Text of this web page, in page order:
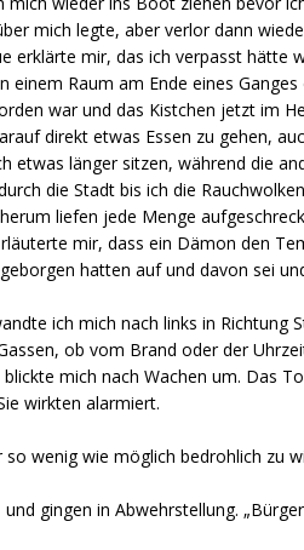
mich legte, aber verlor dann
erklärte mir, das ich verpasst hätte
einem Raum am Ende eines
war und das Kistchen jetzt im
direkt etwas Essen zu gehen,
etwas länger sitzen, während die
die Stadt bis ich die
liefen jede Menge
mir, dass ein Dämon den
hatten auf und davon sei
ich mich nach links in Richtung
ob vom Brand oder der
mich nach Wachen um. Das
wirkten alarmiert.
wenig wie möglich bedrohlich zu
gingen in Abwehrstellung.